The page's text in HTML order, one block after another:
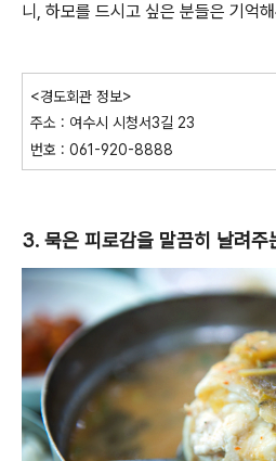
니, 하모를 드시고 싶은 분들은 기억
<경도회관 정보>
주소 : 여수시 시청서3길 23
번호 : 061-920-8888
3. 묵은 피로감을 말끔히 날려주